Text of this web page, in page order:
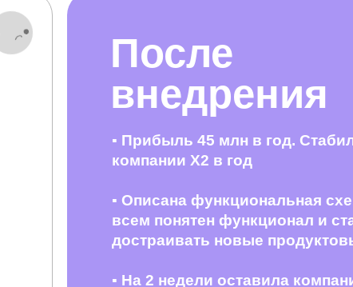
▪ Прибыль 45 млн в год.
компании X2 в год
▪ Описана функциональная
всем понятен функционал и
достраивать новые
▪ На 2 недели оставила
После
внедрения